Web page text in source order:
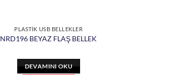
PLASTİK USB BELLEKLER
NRD196 BEYAZ FLAŞ BELLEK
DEVAMINI OKU